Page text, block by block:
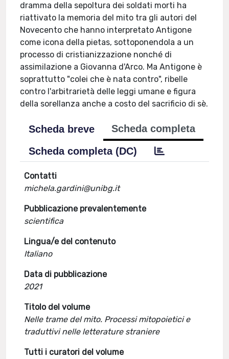
dramma della sepoltura dei soldati morti ha
riattivato la memoria del mito tra gli autori del
Novecento che hanno interpretato Antigone
come icona della pietas, sottoponendola a un
processo di cristianizzazione nonché di
assimilazione a Giovanna d'Arco. Ma Antigone è
soprattutto "colei che è nata contro", ribelle
contro l'arbitrarietà delle leggi umane e figura
della sorellanza anche a costo del sacrificio di sè.
Scheda breve
Scheda completa
Scheda completa (DC)
Contatti
michela.gardini@unibg.it
Pubblicazione prevalentemente
scientifica
Lingua/e del contenuto
Italiano
Data di pubblicazione
2021
Titolo del volume
Nelle trame del mito. Processi mitopoietici e
traduttivi nelle letterature straniere
Tutti i curatori del volume